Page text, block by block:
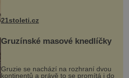
nohou, a způsobuje bole...
21stoleti.cz
Gruzínské masové knedlíčky
Gruzie se nachází na rozhraní dvou
kontinentů a právě to se promítá i do